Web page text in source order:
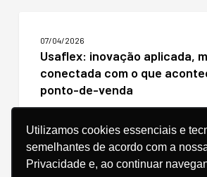
Utilizamos cookies essenciais e
semelhantes de acordo com a
Privacidade e, ao continuar
aplicada,
mensurável
conectada
com
que
acontece
no
07/04/2026
Usaflex: inovação aplicada,
conectada com o que
ponto-de-venda